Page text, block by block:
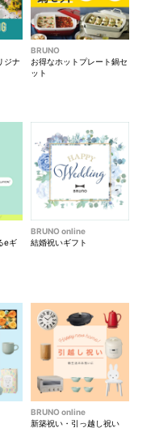
ジナ
BRUNO
お得なホットプレート鍋セ
ット
eギ
BRUNO online
結婚祝いギフト
BRUNO online
新築祝い・引っ越し祝い